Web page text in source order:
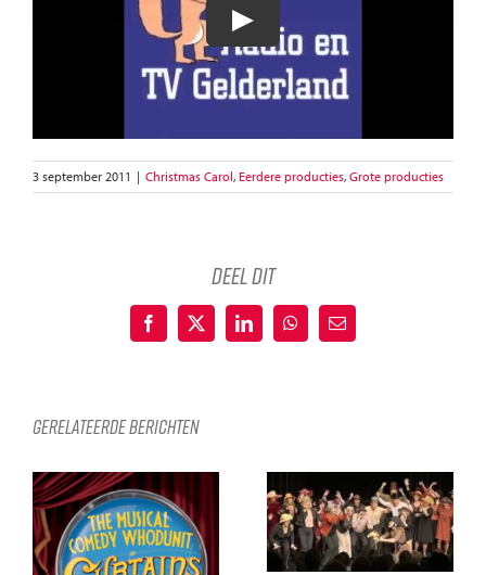
3 september 2011 | Christmas Carol, Eerdere producties, Grote producties
deel dit
Facebook
X LinkedInWhatsApp
E-
mail
Gerelateerde berichten
Chapeau!
Kaartverkoop